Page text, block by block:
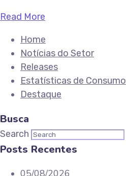
Read More
Home
Notícias do Setor
Releases
Estatísticas de Consumo
Destaque
Busca
Search
Posts Recentes
05/08/2026